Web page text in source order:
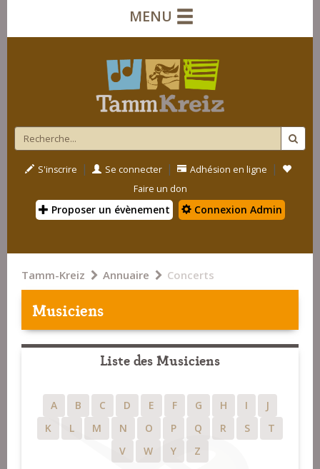
MENU
S'inscrire | Se connecter | Adhésion en ligne |
Faire un don
Proposer un évènement Connexion Admin
Tamm-Kreiz Annuaire Concerts
Musiciens
Liste des Musiciens
A B C D E F G H I
J
K
L M N O P Q R S
T
V
W Y Z